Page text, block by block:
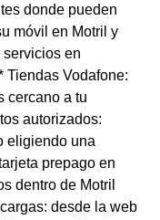
donde pueden
móvil en Motril y
en
Tiendas Vodafone:
cercano a tu
autorizados:
eligiendo una
prepago en
dentro de Motril
desde la web